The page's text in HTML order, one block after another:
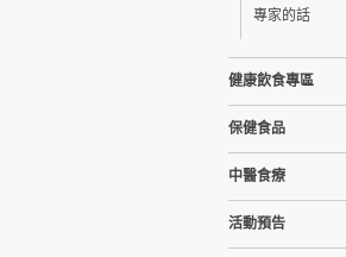
專家的話
健康飲食專區
保健食品
中醫食療
活動預告